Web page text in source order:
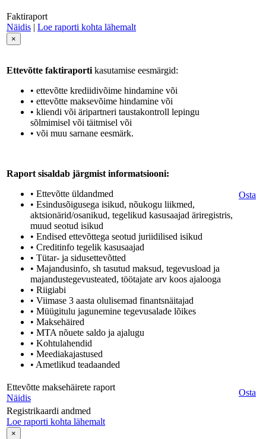
Faktiraport
Näidis | Loe raporti kohta lähemalt
×
Ettevõtte faktiraporti kasutamise eesmärgid:
• ettevõtte krediidivõime hindamine või
• ettevõtte maksevõime hindamine või
• kliendi või äripartneri taustakontroll lepingu
sõlmimisel või täitmisel või
• või muu sarnane eesmärk.
Raport sisaldab järgmist informatsiooni:
• Ettevõtte üldandmed
• Esindusõigusega isikud, nõukogu liikmed,
aktsionärid/osanikud, tegelikud kasusaajad äriregistris,
muud seotud isikud
• Endised ettevõttega seotud juriidilised isikud
• Creditinfo tegelik kasusaajad
• Tütar- ja sidusettevõtted
• Majandusinfo, sh tasutud maksud, tegevusload ja
majandustegevusteated, töötajate arv koos ajalooga
• Riigiabi
• Viimase 3 aasta olulisemad finantsnäitajad
• Müügitulu jagunemine tegevusalade lõikes
• Maksehäired
• MTA nõuete saldo ja ajalugu
• Kohtulahendid
• Meediakajastused
• Ametlikud teadaanded
Osta
Ettevõtte maksehäirete raport
Näidis
Osta
Registrikaardi andmed
Loe raporti kohta lähemalt
×